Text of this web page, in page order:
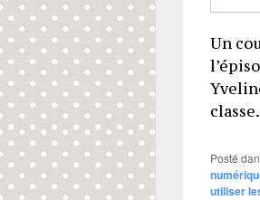
Un
Posté
utiliser